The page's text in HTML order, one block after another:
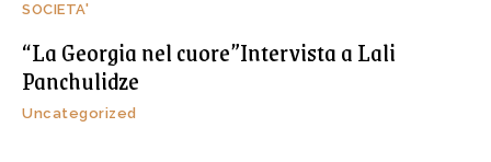
SOCIETA'
“La Georgia nel cuore”Intervista a Lali
Panchulidze
Uncategorized